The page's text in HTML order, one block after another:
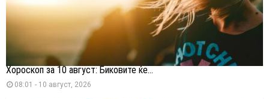
Хороскоп за 10 август: Биковите ќе...
08:01 - 10 август, 2026